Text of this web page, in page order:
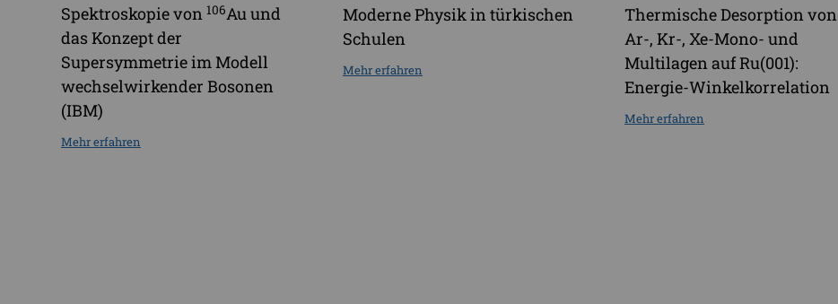
Spektroskopie von 106Au und
das Konzept der
Supersymmetrie im Modell
wechselwirkender Bosonen
(IBM)
Mehr erfahren
Moderne Physik in türkischen
Schulen
Mehr erfahren
Thermische Desorption von
Ar-, Kr-, Xe-Mono- und
Multilagen auf Ru(001):
Energie-Winkelkorrelation
Mehr erfahren